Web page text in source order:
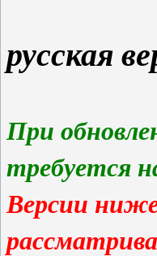
русская
При
требуется
Версии